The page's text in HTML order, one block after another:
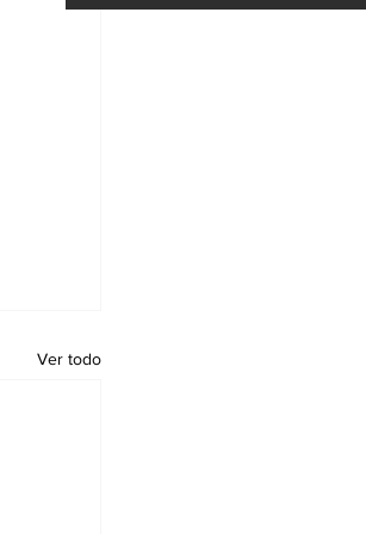
Ver todo